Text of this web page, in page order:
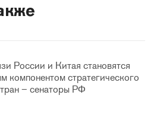
России и Китая становятся
компонентом стратегического
– сенаторы РФ